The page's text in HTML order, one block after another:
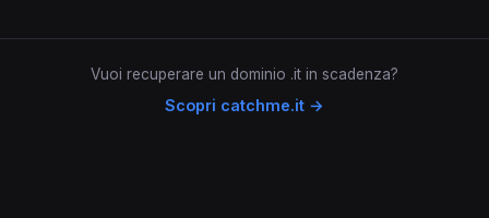
Vuoi recuperare un dominio .it in scadenza?
Scopri catchme.it →